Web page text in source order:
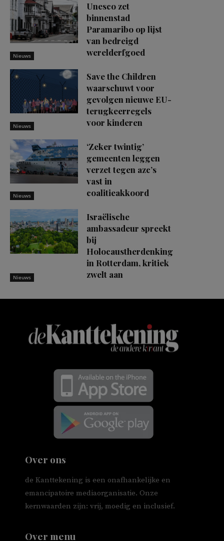
Nieuws
Unesco zet
binnenstad
Paramaribo op lijst
van bedreigd
werelderfgoed
Nieuws
Save the Children
waarschuwt voor
gevolgen nieuwe EU-
terugkeerregels
voor kinderen
Nieuws
‘Zeker twintig’
gemeenten leggen
verzet tegen azc’s
vast in
coalitieakkoord
Nieuws
Israëlische
ambassadeur spreekt
bij
Holocaustherdenking
in Rotterdam, kritiek
zwelt aan
Over ons
de Kanttekening is een onafhankelijke en
emancipatoire mediaorganisatie. Onze
kernwaarden zijn: vrij, moedig en inclusief.
Over menu